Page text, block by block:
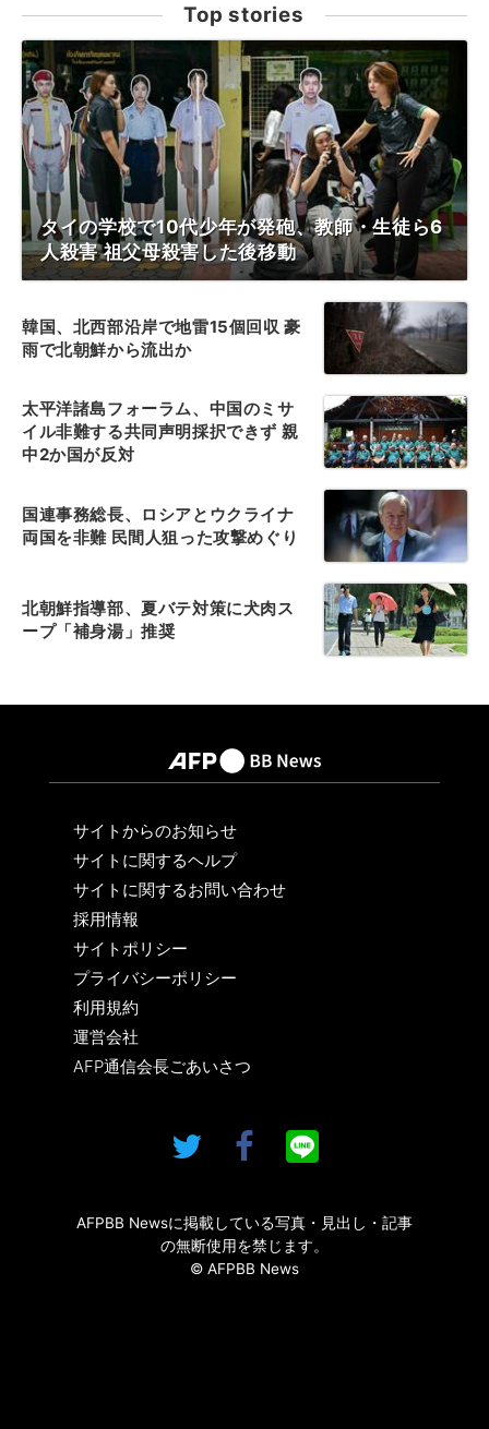
Top stories
タイの学校で10代少年が発砲、教師・生徒ら6
人殺害 祖父母殺害した後移動
韓国、北西部沿岸で地雷15個回収 豪
雨で北朝鮮から流出か
太平洋諸島フォーラム、中国のミサ
イル非難する共同声明採択できず 親
中2か国が反対
国連事務総長、ロシアとウクライナ
両国を非難 民間人狙った攻撃めぐり
北朝鮮指導部、夏バテ対策に犬肉ス
ープ「補身湯」推奨
サイトからのお知らせ
サイトに関するヘルプ
サイトに関するお問い合わせ
採用情報
サイトポリシー
プライバシーポリシー
利用規約
運営会社
AFP通信会長ごあいさつ
AFPBB Newsに掲載している写真・見出し・記事
の無断使用を禁じます。
© AFPBB News